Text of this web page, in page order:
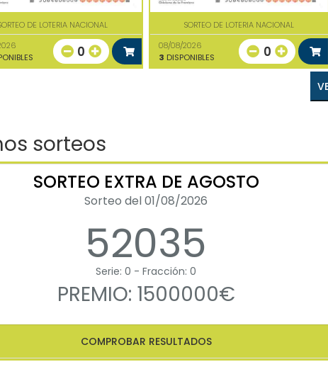
DE LOTERIA NACIONAL
0
SORTEO DE LOTERIA NACIONAL
08/08/2026
3 DISPONIBLES 0
sorteos
SORTEO EXTRA DE AGOSTO
Sorteo del 01/08/2026
52035
Serie: 0 - Fracción: 0
PREMIO: 1500000€
COMPROBAR RESULTADOS